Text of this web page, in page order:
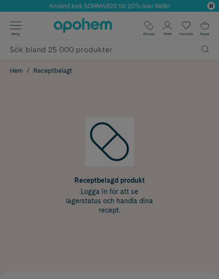
Årets Butik 2025 inom Skönhet
Använd kod: SOMMAR20 för 20% över 649kr
✓ Fri frakt
✓ Poäng på alla köp*
Meny Recept Profil Favoriter Kassa
Hem Receptbelagt
Receptbelagd produkt
Logga in för att se
lagerstatus och handla dina
recept.